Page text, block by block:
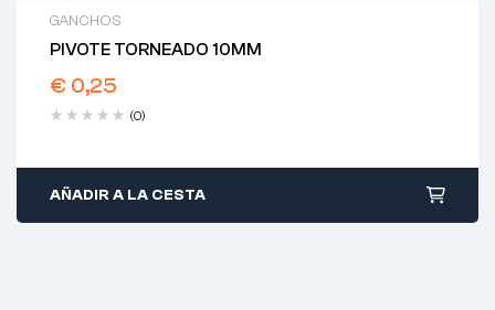
GANCHOS
PIVOTE TORNEADO 10MM
€ 0,25
(0)
AÑADIR A LA CESTA